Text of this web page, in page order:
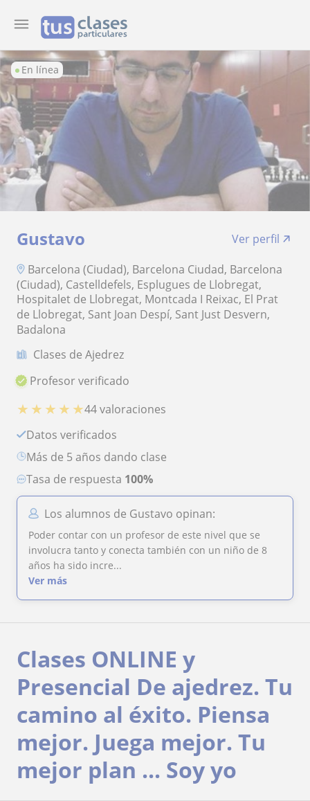
En línea
Gustavo
Ver perfil
Barcelona (Ciudad), Barcelona Ciudad, Barcelona
(Ciudad), Castelldefels, Esplugues de Llobregat,
Hospitalet de Llobregat, Montcada I Reixac, El Prat
de Llobregat, Sant Joan Despí, Sant Just Desvern,
Badalona
Clases de Ajedrez
Profesor verificado
★ ★ ★ ★ ★44 valoraciones
Datos verificados
más de 5 años dando clase
Tasa de respuesta 100%
Los alumnos de Gustavo opinan:
Poder contar con un profesor de este nivel que se
involucra tanto y conecta también con un niño de 8
años ha sido incre...
Ver más
Clases ONLINE y
Presencial De ajedrez. Tu
camino al éxito. Piensa
mejor. Juega mejor. Tu
mejor plan ... Soy yo